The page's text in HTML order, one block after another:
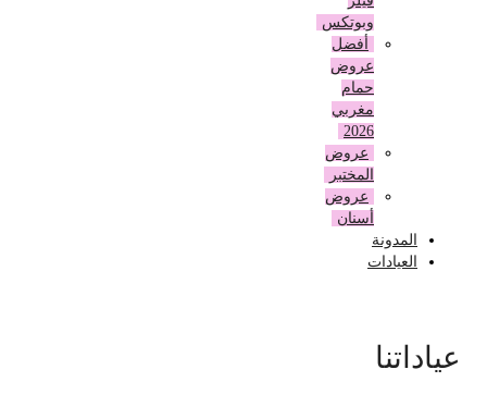
وبوتكس
أفضل
عروض
حمام
مغربي
2026
عروض
المختبر
عروض
أسنان
المدونة
العيادات
عياداتنا